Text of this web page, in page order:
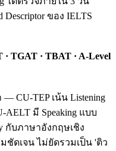
ของ IELTS
TGAT · TBAT · A-Level
CU-TEP เน้น Listening
AELT มี Speaking แบบ
กับภาษาอังกฤษเชิง
ชัดเจน ไม่ยัดรวมเป็น 'ติว